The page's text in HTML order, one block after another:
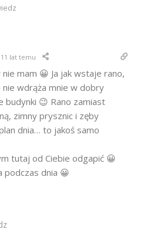
11 lat temu
mam 😀 Ja jak wstaje rano,
wdrąża mnie w dobry
budynki 😉 Rano zamiast
zimny prysznic i zęby
dnia… to jakoś samo
tutaj od Ciebie odgapić 😀
podczas dnia 😀